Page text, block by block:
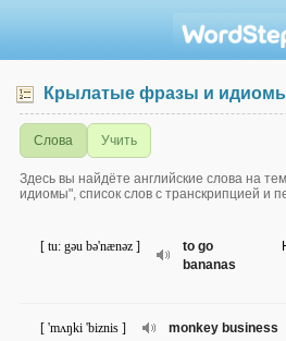
Крылатые фразы и
Слова Учить
Здесь вы найдёте английские слова на
идиомы", список слов с транскрипцией и
to go
bananas
[ tu: gəu bə'nænəz ]
monkey business
[ 'mʌŋki 'biznis ]